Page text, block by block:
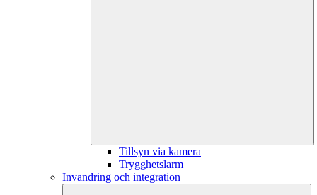
Tillsyn via kamera
Trygghetslarm
Invandring och integration